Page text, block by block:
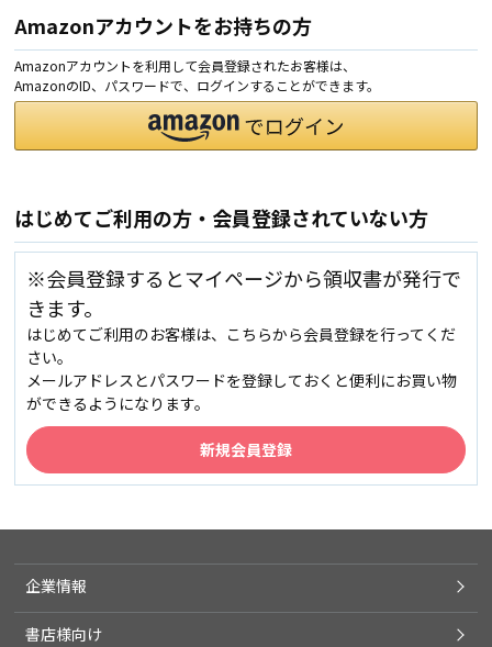
Amazonアカウントをお持ちの方
Amazonアカウントを利用して会員登録されたお客様は、
AmazonのID、パスワードで、ログインすることができます。
はじめてご利用の方・会員登録されていない方
※会員登録するとマイページから領収書が発行で
きます。
はじめてご利用のお客様は、こちらから会員登録を行ってくだ
さい。
メールアドレスとパスワードを登録しておくと便利にお買い物
ができるようになります。
企業情報
書店様向け